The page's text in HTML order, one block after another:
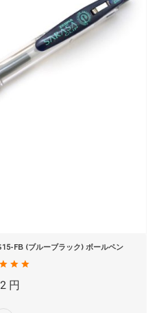
FB (ブルーブラック) ボールペン
円